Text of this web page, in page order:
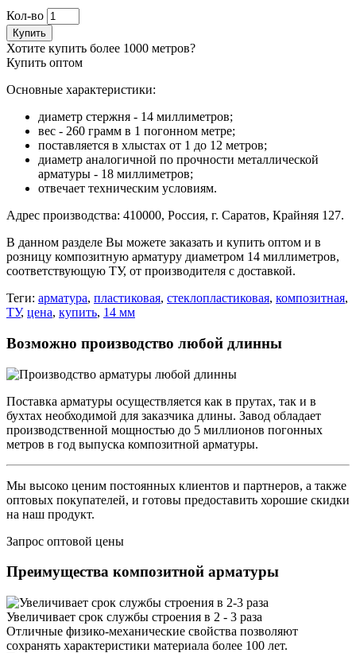
Кол-во
Купить
Хотите купить более 1000 метров?
Купить оптом
Основные характеристики:
диаметр стержня - 14 миллиметров;
вес - 260 грамм в 1 погонном метре;
поставляется в хлыстах от 1 до 12 метров;
диаметр аналогичной по прочности металлической
арматуры - 18 миллиметров;
отвечает техническим условиям.
Адрес производства: 410000, Россия, г. Саратов, Крайняя 127.
В данном разделе Вы можете заказать и купить оптом и в
розницу композитную арматуру диаметром 14 миллиметров,
соответствующую ТУ, от производителя с доставкой.
Теги: арматура, пластиковая, стеклопластиковая, композитная,
ТУ, цена, купить, 14 мм
Возможно производство любой длинны
Поставка арматуры осуществляется как в прутах, так и в
бухтах необходимой для заказчика длины. Завод обладает
производственной мощностью до 5 миллионов погонных
метров в год выпуска композитной арматуры.
Мы высоко ценим постоянных клиентов и партнеров, а также
оптовых покупателей, и готовы предоставить хорошие скидки
на наш продукт.
Запрос оптовой цены
Преимущества композитной арматуры
Увеличивает срок службы строения в 2 - 3 раза
Отличные физико-механические свойства позволяют
сохранять характеристики материала более 100 лет.